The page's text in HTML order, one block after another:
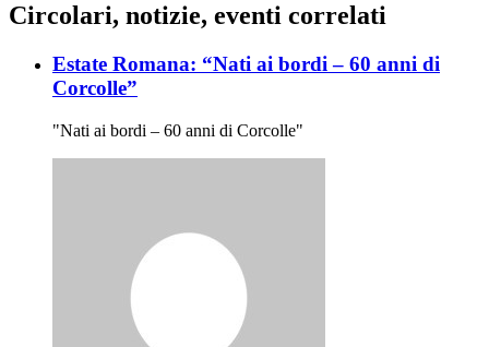
Circolari, notizie, eventi correlati
Estate Romana: “Nati ai bordi – 60 anni di
Corcolle”
"Nati ai bordi – 60 anni di Corcolle"